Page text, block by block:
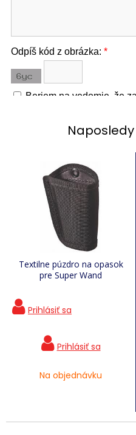
Textilne púzdro na opasok
pre Super Wand
Na objednávku